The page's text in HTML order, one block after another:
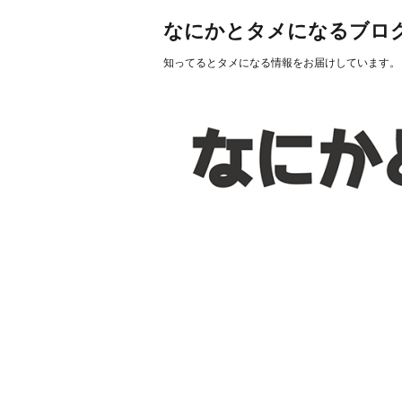
なにかとタメになるブロ
知ってるとタメになる情報をお届けしています。